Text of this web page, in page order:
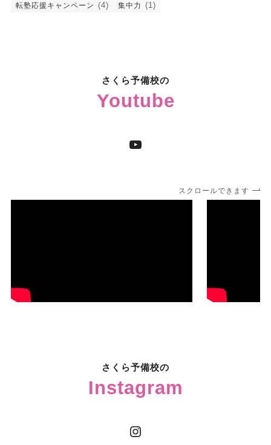
転塾応援キャンペーン (4) 集中力 (1)
さくら予備校の
Youtube
YouTube
スクロールできます
さくら予備校の
Instagram
Instagram